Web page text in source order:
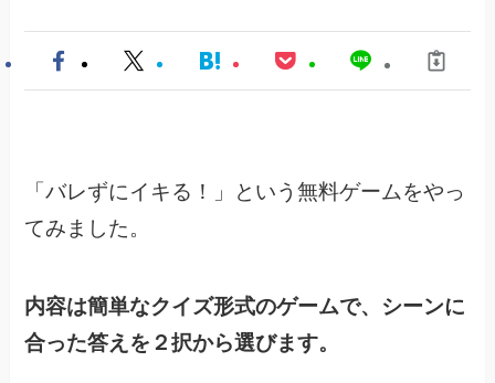
「バレずにイキる！」という無料ゲームをやっ
てみました。
内容は簡単なクイズ形式のゲームで、シーンに
合った答えを２択から選びます。